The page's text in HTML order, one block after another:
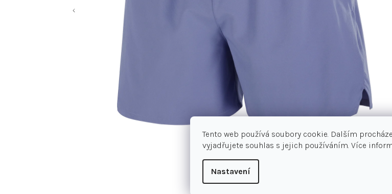
Tento web používá soubory cookie. Dalším
vyjadřujete souhlas s jejich používáním. Více
Nastavení
Změňte své
výkonnostní